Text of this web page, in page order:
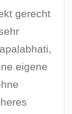
gerecht
eigene